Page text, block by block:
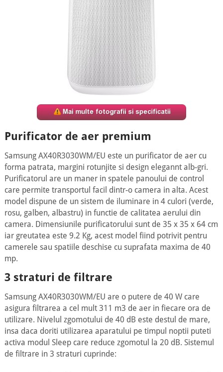
Purificator de aer premium
Samsung AX40R3030WM/EU este un purificator de aer cu
forma patrata, margini rotunjite si design elegannt alb-gri.
Purificatorul are un maner in spatele panoului de control
care permite transportul facil dintr-o camera in alta. Acest
model dispune de un sistem de iluminare in 4 culori (verde,
rosu, galben, albastru) in functie de calitatea aerului din
camera. Dimensiunile purificatorului sunt de 35 x 35 x 64 cm
iar greutatea este 9.2 Kg, acest model fiind potrivit pentru
camerele sau spatiile deschise cu suprafata maxima de 40
mp.
3 straturi de filtrare
Samsung AX40R3030WM/EU are o putere de 40 W care
asigura filtrarea a cel mult 311 m3 de aer in fiecare ora de
utilizare. Nivelul zgomotului de 40 dB este destul de mare,
insa daca doriti utilizarea aparatului pe timpul noptii puteti
activa modul Sleep care reduce zgomotul la 20 dB. Sistemul
de filtrare in 3 straturi cuprinde: